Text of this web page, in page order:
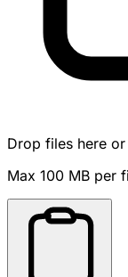
Drop files here
Max 100 MB per